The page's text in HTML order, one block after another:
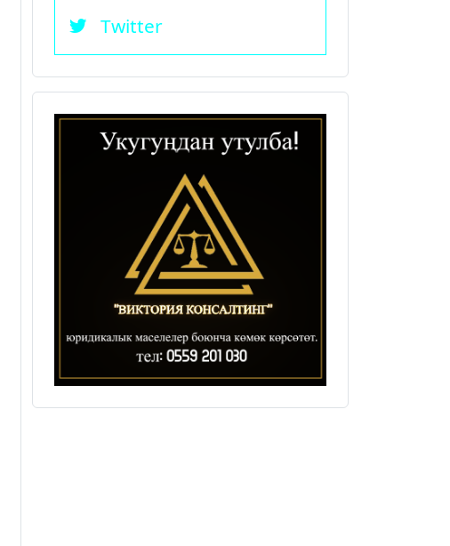
Twitter